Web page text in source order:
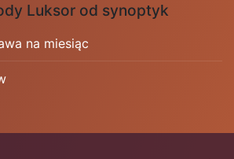
Luksor od synoptyk
na miesiąc